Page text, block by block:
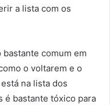
a lista com os
comum em
o voltarem e o
na lista dos
é bastante tóxico para